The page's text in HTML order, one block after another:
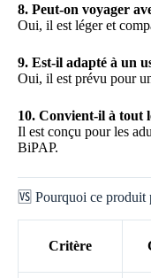
8. Peut-on voyager
Oui, il est léger et
9. Est-il adapté à un
Oui, il est prévu pour
10. Convient-il à tout
Il est conçu pour les
BiPAP.
🆚 Pourquoi ce produit
Critère